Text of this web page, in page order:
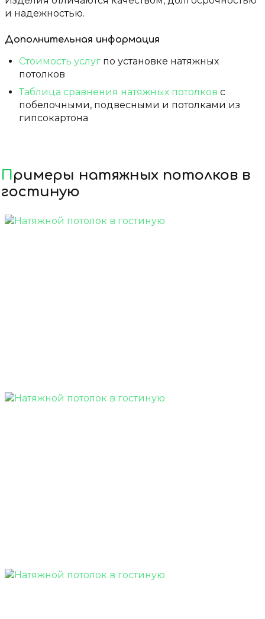
и надежностью.
Дополнительная информация
Стоимость услуг по установке натяжных
потолков
Таблица сравнения натяжных потолков с
побелочными, подвесными и потолками из
гипсокартона
Примеры натяжных потолков в
гостиную